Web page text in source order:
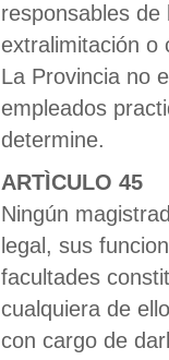
responsables
extralimitación o
La Provincia no
empleados
determine.
ARTÌCULO 45
Ningún
legal, sus
facultades
cualquiera de
con cargo de